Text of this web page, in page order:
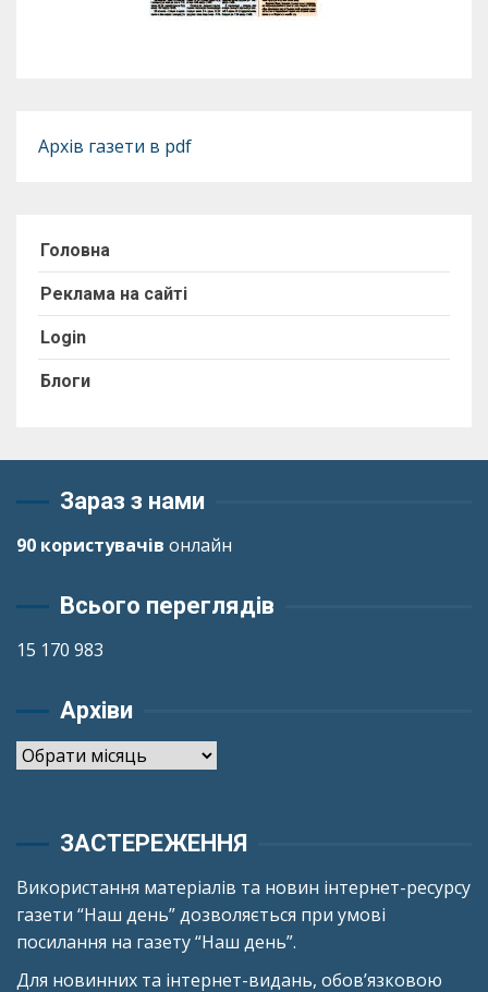
Архів газети в pdf
Головна
Реклама на сайті
Login
Блоги
Зараз з нами
90 користувачів онлайн
Всього переглядів
15 170 983
Архіви
Архіви
ЗАСТЕРЕЖЕННЯ
Використання матеріалів та новин інтернет-ресурсу
газети “Наш день” дозволяється при умові
посилання на газету “Наш день”.
Для новинних та інтернет-видань, обов’язковою